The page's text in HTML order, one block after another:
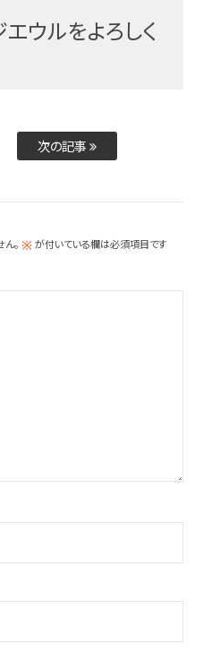
ウルをよろしく
次の記事
。 ※が付いている欄は必須項目です